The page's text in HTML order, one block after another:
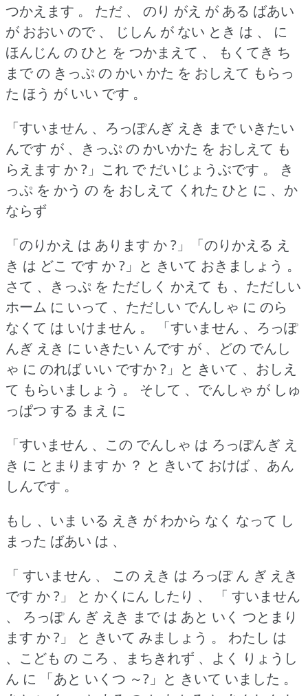
つかえます 。
ただ 、 のり がえ が ある ばあい
が おおい ので 、 じしん が ない とき は 、 に
ほんじん の ひと を つかまえて 、 もくてき ち
まで の きっぷ の かい かた を おしえて もらっ
た ほう が いい です 。
「すいません 、ろっぽんぎ えき まで いきたい
んです が 、きっぷ の かいかた を おしえて も
らえます か ?」これ で だいじょうぶです 。
き
っぷ を かう の を おしえて くれた ひと に 、か
ならず
「のりかえ は あります か ?」「のりかえる え
き は どこ です か ?」と きいて おきましょう 。
さて 、きっぷ を ただしく かえて も 、ただしい
ホーム に いって 、ただしい でんしゃ に のら
なくて は いけません 。
「すいません 、ろっぽ
んぎ えき に いきたい んです が 、どの でんし
ゃ に のれば いい ですか ?」と きいて 、おしえ
て もらいましょう 。
そして 、でんしゃ が しゅ
っぱつ する まえ に
「すいません 、この でんしゃ は ろっぽんぎ え
き に とまります か ？ と きいて おけば 、あん
しんです 。
もし 、いま いる えき が わから なく なって し
まった ばあい は 、
「 すいません 、 この えき は ろっぽ ん ぎ えき
です か ?」 と かくにん したり 、 「 すいません
、 ろっぽ ん ぎ えき まで は あと いく つとまり
ます か ?」 と きいて みましょう 。
わたし は
、こども の ころ 、まちきれず 、よく りょうし
ん に 「あと いくつ ～?」と きいて いました 。